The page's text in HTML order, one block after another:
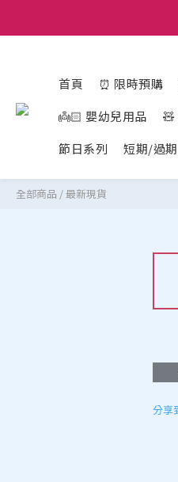
首頁 ⏰ 限時預購
👼🏻 嬰幼兒用品
🧸
節日系列
短期/過
全部商品 /最新現貨
分享